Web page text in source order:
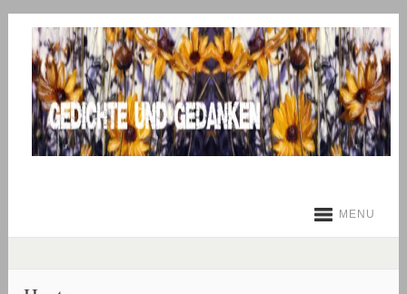
MENU